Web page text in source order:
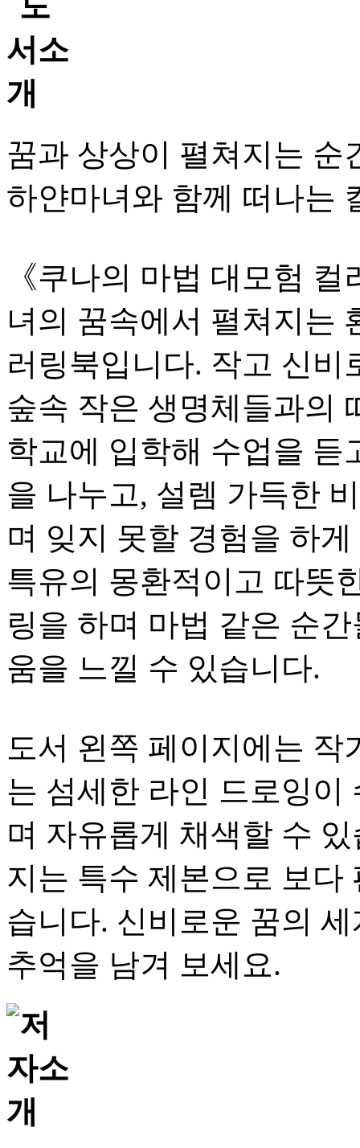
꿈과 상상이 펼쳐지는 순
하얀마녀와 함께 떠나는
《쿠나의 마법 대모험
녀의 꿈속에서 펼쳐지는
러링북입니다. 작고 신
숲속 작은 생명체들과의
학교에 입학해 수업을 듣
을 나누고, 설렘 가득한
며 잊지 못할 경험을 하
특유의 몽환적이고 따뜻
링을 하며 마법 같은 순
움을 느낄 수 있습니다.
도서 왼쪽 페이지에는 작
는 섬세한 라인 드로잉이
며 자유롭게 채색할 수
지는 특수 제본으로 보다
습니다. 신비로운 꿈의
추억을 남겨 보세요.